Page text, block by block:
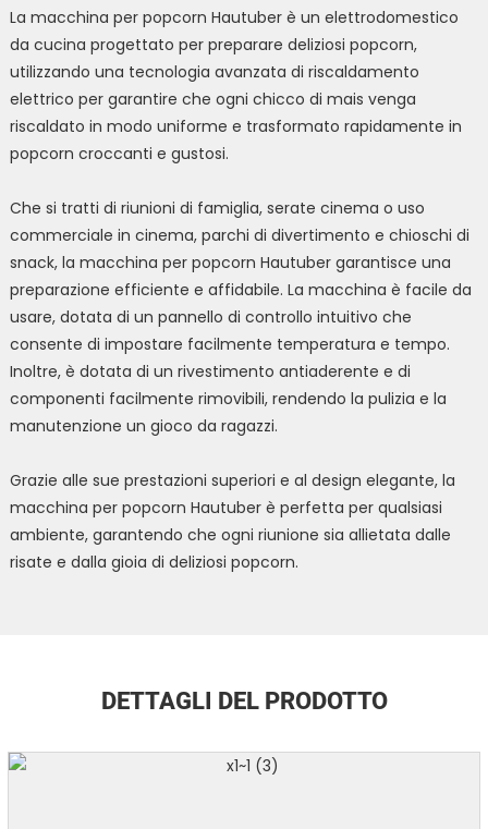
La macchina per popcorn Hautuber è un elettrodomestico
da cucina progettato per preparare deliziosi popcorn,
utilizzando una tecnologia avanzata di riscaldamento
elettrico per garantire che ogni chicco di mais venga
riscaldato in modo uniforme e trasformato rapidamente in
popcorn croccanti e gustosi.
Che si tratti di riunioni di famiglia, serate cinema o uso
commerciale in cinema, parchi di divertimento e chioschi di
snack, la macchina per popcorn Hautuber garantisce una
preparazione efficiente e affidabile. La macchina è facile da
usare, dotata di un pannello di controllo intuitivo che
consente di impostare facilmente temperatura e tempo.
Inoltre, è dotata di un rivestimento antiaderente e di
componenti facilmente rimovibili, rendendo la pulizia e la
manutenzione un gioco da ragazzi.
Grazie alle sue prestazioni superiori e al design elegante, la
macchina per popcorn Hautuber è perfetta per qualsiasi
ambiente, garantendo che ogni riunione sia allietata dalle
risate e dalla gioia di deliziosi popcorn.
DETTAGLI DEL PRODOTTO